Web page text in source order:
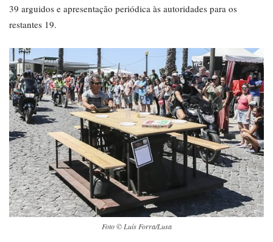
39 arguidos e apresentação periódica às autoridades para os
restantes 19.
Foto © Luís Forra/Lusa